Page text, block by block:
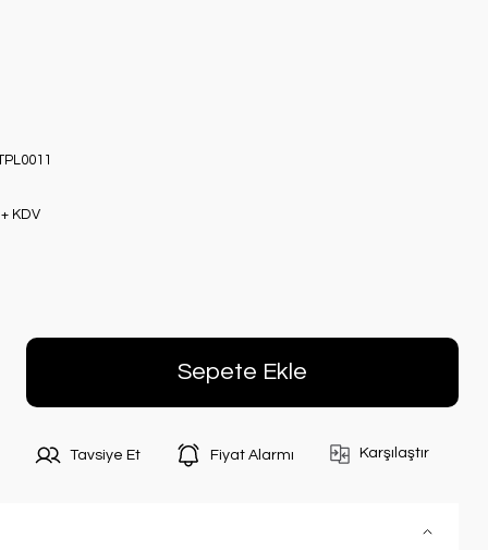
KDV
Sepete Ekle
Tavsiye Et Fiyat Alarmı Karşılaştır